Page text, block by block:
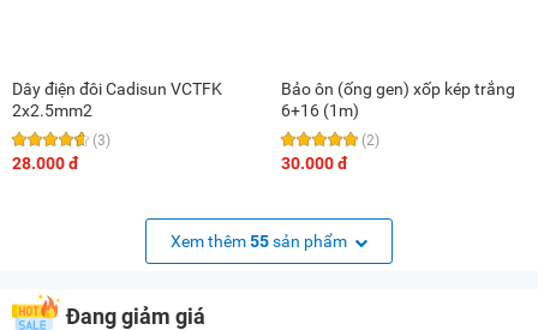
Dây điện đôi Cadisun VCTFK
2x2.5mm2
(3)
28.000 đ
Bảo ôn (ống gen) xốp kép trắng
6+16 (1m)
(2)
30.000 đ
Xem thêm55sản phẩm
Đang giảm giá